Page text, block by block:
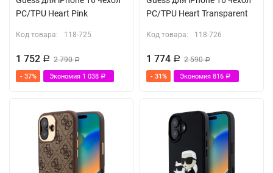
PC/TPU Heart Pink
Код товара: 118-725
1 752 Р 2 790Р
- 37% Экономия 1 038 Р
PC/TPU Heart Transparent
Код товара: 118-726
1 774 Р 2 590Р
- 31% Экономия 816 Р